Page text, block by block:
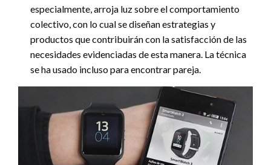
especialmente, arroja luz sobre el comportamiento
colectivo, con lo cual se diseñan estrategias y
productos que contribuirán con la satisfacción de las
necesidades evidenciadas de esta manera. La técnica
se ha usado incluso para encontrar pareja.